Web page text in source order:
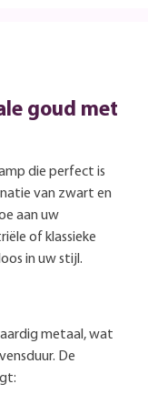
goud met
die perfect is
van zwart en
aan uw
of klassieke
in uw stijl.
metaal, wat
De